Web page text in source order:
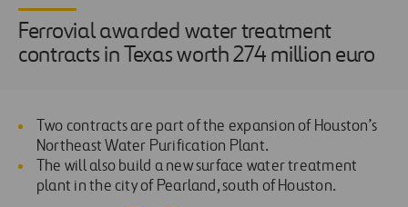
Ferrovial awarded water treatment
contracts in Texas worth 274 million euro
Two contracts are part of the expansion of Houston’s
Northeast Water Purification Plant.
The will also build a new surface water treatment
plant in the city of Pearland, south of Houston.